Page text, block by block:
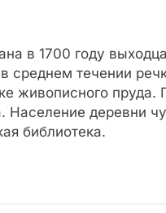
в 1700 году
среднем течении
живописного
Население деревни
библиотека.